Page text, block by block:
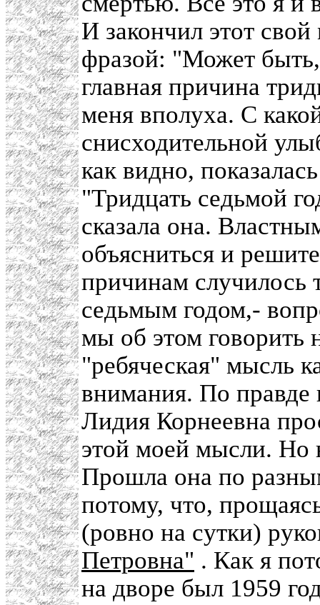
И закончил этот
фразой: "Может
главная причина
меня вполуха. С
снисходительной
как видно,
"Тридцать седьмой
сказала она.
объясниться и
причинам случилось
седьмым годом,-
мы об этом говорить
"ребяческая" мысль
внимания. По правде
Лидия Корнеевна
этой моей мысли. Но
Прошла она по
потому, что,
(ровно на сутки)
Петровна" . Как я
на дворе был 1959